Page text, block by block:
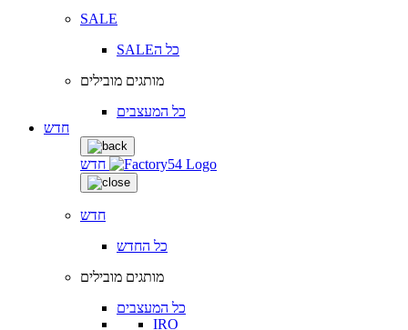
SALE
SALEכל ה
מותגים מובילים
כל המעצבים
חדש
חדש
חדש
כל החדש
מותגים מובילים
כל המעצבים
IRO